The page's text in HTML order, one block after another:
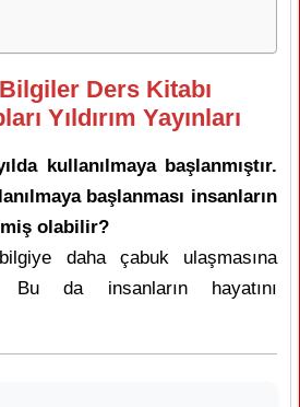
Ders Kitabı
Yıldırım Yayınları
kullanılmaya başlanmıştır.
başlanması insanların
olabilir?
daha çabuk ulaşmasına
Bu da insanların hayatını